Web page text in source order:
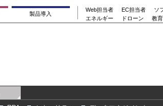
製品導入
Web担当者 EC担当者
ソ
エネルギー
ドローン 教